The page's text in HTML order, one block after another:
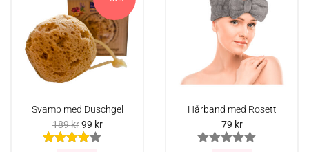
Svamp med Duschgel
189kr 99 kr
Hårband med Rosett
79 kr